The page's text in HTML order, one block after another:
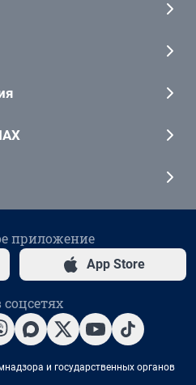
приложение
App Store
и государственных органов